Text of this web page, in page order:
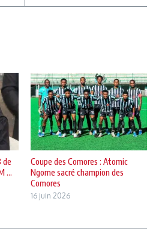
de
...
Coupe des Comores : Atomic
Ngome sacré champion des
Comores
16 juin 2026